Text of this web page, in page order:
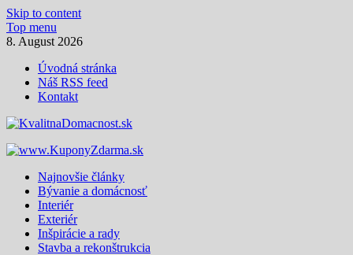
Skip to content
Top menu
8. August 2026
Úvodná stránka
Náš RSS feed
Kontakt
KvalitnaDomacnost.sk
Magazín moderného bývania
Najnovšie články
Bývanie a domácnosť
Interiér
Exteriér
Inšpirácie a rady
Stavba a rekonštrukcia